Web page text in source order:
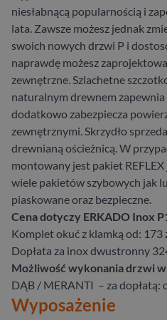
niesłabnącą popularnością i
lata. Zawsze możesz jednak
swoich nowych drzwi P i
naprawdę możesz
zewnętrzne. Szlachetne
naturalnym drewnem
dodatkowo zabezpiecza
zewnętrznymi. Skrzydło
drewnianą ościeżnicą. W
montowany jest pakiet
wiele pakietów szybowych jak
piaskowane oraz bezpieczne.
Cena dotyczy ERKADO Inox
Komplet okuć z klamką od: 173
Dopłata za inox dwustronny
Możliwość wykonania drzwi
DĄB / MERANTI – za dopłatą:
Wyposażenie